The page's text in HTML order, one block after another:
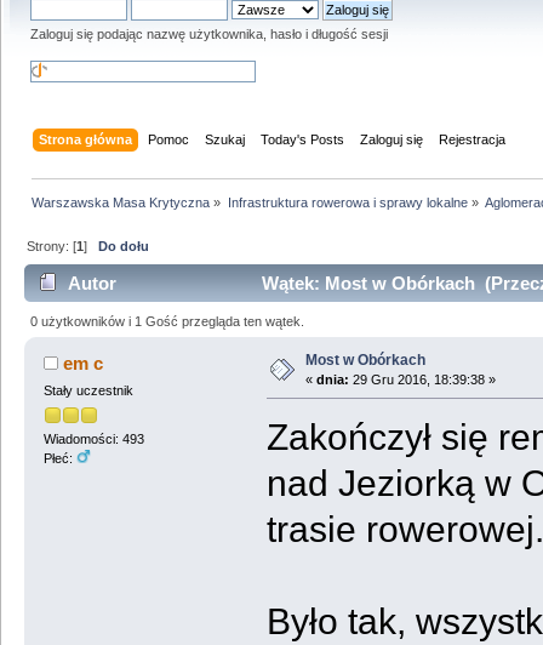
Zaloguj się podając nazwę użytkownika, hasło i długość sesji
Strona główna Pomoc Szukaj Today's Posts Zaloguj się Rejestracja
Warszawska Masa Krytyczna » Infrastruktura rowerowa i sprawy lokalne»
Strony: [1]Do dołu
Autor Wątek: Most w Obórkach
0 użytkowników i 1 Gość przegląda ten wątek.
em c
Stały uczestnik
Wiadomości: 493
Płeć:
Most w Obórkach
« dnia: 29 Gru 2016, 18:39:38 »
Zakończył się
nad Jeziorką w
trasie rowerowej.
Było tak,